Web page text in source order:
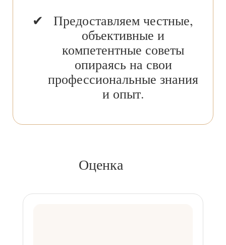
Предоставляем честные,
объективные и
компетентные советы
опираясь на свои
профессиональные знания
и опыт.
Оценка